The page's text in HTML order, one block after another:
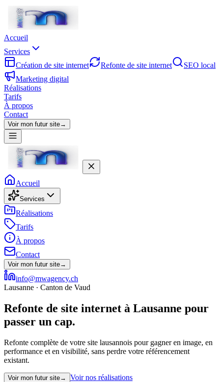
Accueil
Services
Création de site internet
Refonte de site internet
SEO local
Marketing digital
Réalisations
Tarifs
À propos
Contact
Voir mon futur site→
Accueil
Services
Réalisations
Tarifs
À propos
Contact
Voir mon futur site→
info@mwagency.ch
Lausanne · Canton de Vaud
Refonte de site internet à Lausanne pour
passer un cap.
Refonte complète de votre site lausannois pour gagner en image, en
performance et en visibilité, sans perdre votre référencement
existant.
Voir mon futur site→
Voir nos réalisations